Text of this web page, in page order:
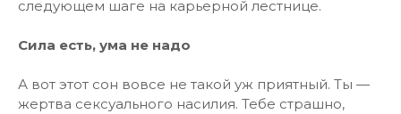
следующем шаге на карьерной лестнице.
Сила есть, ума не надо
А вот этот сон вовсе не такой уж приятный. Ты —
жертва сексуального насилия. Тебе страшно,